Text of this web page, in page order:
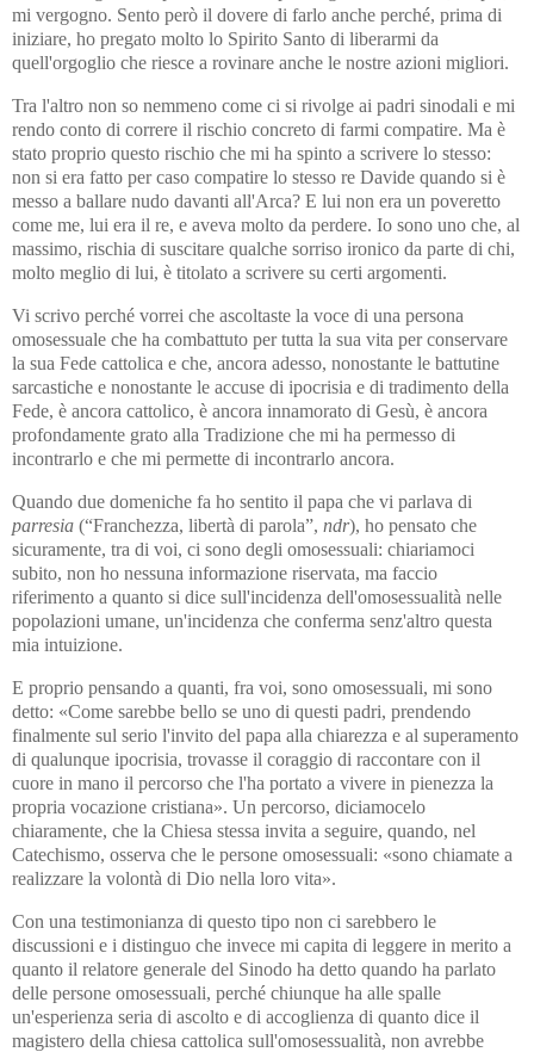
mi vergogno. Sento però il dovere di farlo anche perché, prima di
iniziare, ho pregato molto lo Spirito Santo di liberarmi da
quell'orgoglio che riesce a rovinare anche le nostre azioni migliori.
Tra l'altro non so nemmeno come ci si rivolge ai padri sinodali e mi
rendo conto di correre il rischio concreto di farmi compatire. Ma è
stato proprio questo rischio che mi ha spinto a scrivere lo stesso:
non si era fatto per caso compatire lo stesso re Davide quando si è
messo a ballare nudo davanti all'Arca? E lui non era un poveretto
come me, lui era il re, e aveva molto da perdere. Io sono uno che, al
massimo, rischia di suscitare qualche sorriso ironico da parte di chi,
molto meglio di lui, è titolato a scrivere su certi argomenti.
Vi scrivo perché vorrei che ascoltaste la voce di una persona
omosessuale che ha combattuto per tutta la sua vita per conservare
la sua Fede cattolica e che, ancora adesso, nonostante le battutine
sarcastiche e nonostante le accuse di ipocrisia e di tradimento della
Fede, è ancora cattolico, è ancora innamorato di Gesù, è ancora
profondamente grato alla Tradizione che mi ha permesso di
incontrarlo e che mi permette di incontrarlo ancora.
Quando due domeniche fa ho sentito il papa che vi parlava di
parresia (“Franchezza, libertà di parola”, ndr), ho pensato che
sicuramente, tra di voi, ci sono degli omosessuali: chiariamoci
subito, non ho nessuna informazione riservata, ma faccio
riferimento a quanto si dice sull'incidenza dell'omosessualità nelle
popolazioni umane, un'incidenza che conferma senz'altro questa
mia intuizione.
E proprio pensando a quanti, fra voi, sono omosessuali, mi sono
detto: «Come sarebbe bello se uno di questi padri, prendendo
finalmente sul serio l'invito del papa alla chiarezza e al superamento
di qualunque ipocrisia, trovasse il coraggio di raccontare con il
cuore in mano il percorso che l'ha portato a vivere in pienezza la
propria vocazione cristiana». Un percorso, diciamocelo
chiaramente, che la Chiesa stessa invita a seguire, quando, nel
Catechismo, osserva che le persone omosessuali: «sono chiamate a
realizzare la volontà di Dio nella loro vita».
Con una testimonianza di questo tipo non ci sarebbero le
discussioni e i distinguo che invece mi capita di leggere in merito a
quanto il relatore generale del Sinodo ha detto quando ha parlato
delle persone omosessuali, perché chiunque ha alle spalle
un'esperienza seria di ascolto e di accoglienza di quanto dice il
magistero della chiesa cattolica sull'omosessualità, non avrebbe